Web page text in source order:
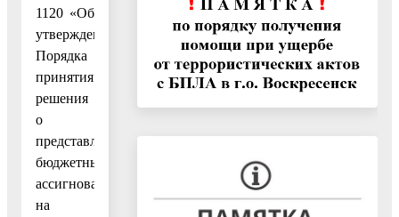
1120 «Об
утверждении
Порядка
принятия
решения
о
представлении
бюджетных
ассигнований
на